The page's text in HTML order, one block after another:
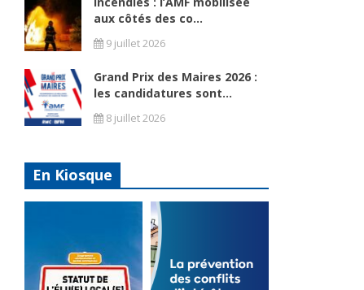
aux côtés des co...
9 juillet 2026
Grand Prix des Maires 2026 :
les candidatures sont...
8 juillet 2026
En Kiosque